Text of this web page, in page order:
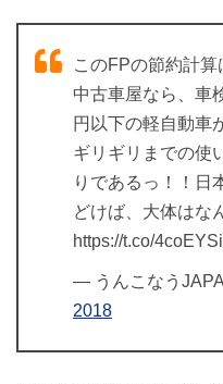
このFPの節約計
中古車屋なら、車
円以下の軽自動車
ギリギリまでの使
りであるっ！！日
どけば、大体はな
https://t.co/
— うんこなう
2018